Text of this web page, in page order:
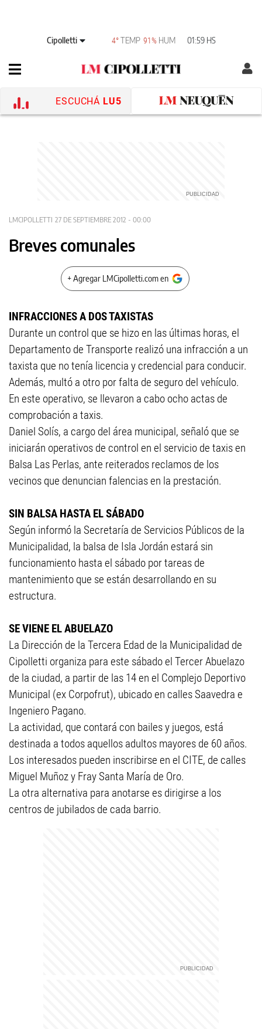
Cipolletti 4° TEMP 91% HUM 01:59 HS
ESCUCHÁ LU5
LMCIPOLLETTI 27 DE SEPTIEMBRE 2012 - 00:00
Breves comunales
+ Agregar LMCipolletti.com en
INFRACCIONES A DOS TAXISTAS
Durante un control que se hizo en las últimas horas, el
Departamento de Transporte realizó una infracción a un
taxista que no tenía licencia y credencial para conducir.
Además, multó a otro por falta de seguro del vehículo.
En este operativo, se llevaron a cabo ocho actas de
comprobación a taxis.
Daniel Solís, a cargo del área municipal, señaló que se
iniciarán operativos de control en el servicio de taxis en
Balsa Las Perlas, ante reiterados reclamos de los
vecinos que denuncian falencias en la prestación.
SIN BALSA HASTA EL SÁBADO
Según informó la Secretaría de Servicios Públicos de la
Municipalidad, la balsa de Isla Jordán estará sin
funcionamiento hasta el sábado por tareas de
mantenimiento que se están desarrollando en su
estructura.
SE VIENE EL ABUELAZO
La Dirección de la Tercera Edad de la Municipalidad de
Cipolletti organiza para este sábado el Tercer Abuelazo
de la ciudad, a partir de las 14 en el Complejo Deportivo
Municipal (ex Corpofrut), ubicado en calles Saavedra e
Ingeniero Pagano.
La actividad, que contará con bailes y juegos, está
destinada a todos aquellos adultos mayores de 60 años.
Los interesados pueden inscribirse en el CITE, de calles
Miguel Muñoz y Fray Santa María de Oro.
La otra alternativa para anotarse es dirigirse a los
centros de jubilados de cada barrio.